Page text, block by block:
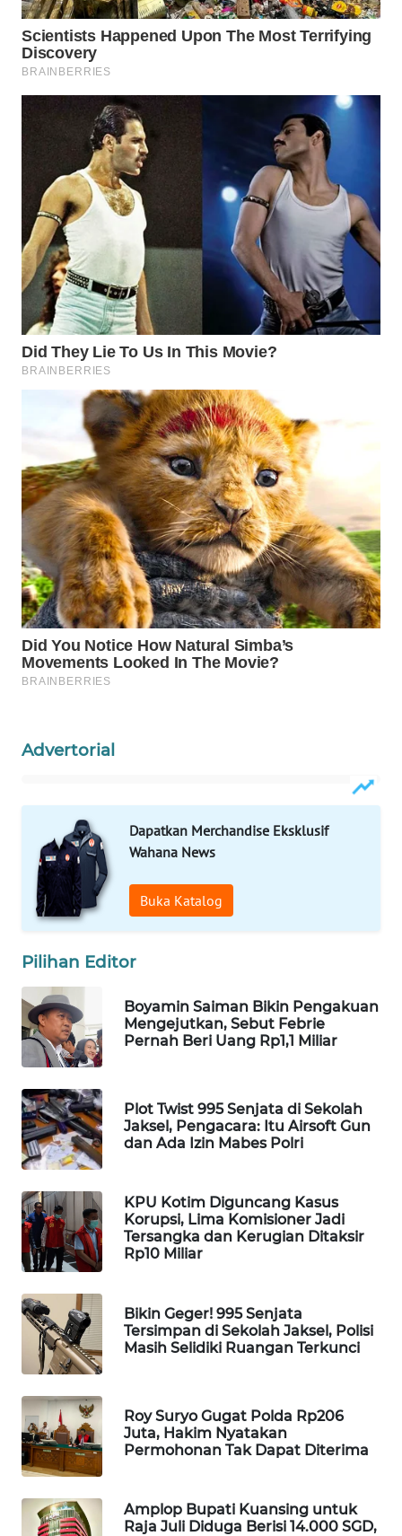
Advertorial
Dapatkan Merchandise Eksklusif
Wahana News
Buka Katalog
Pilihan Editor
Boyamin Saiman Bikin Pengakuan
Mengejutkan, Sebut Febrie
Pernah Beri Uang Rp1,1 Miliar
Plot Twist 995 Senjata di Sekolah
Jaksel, Pengacara: Itu Airsoft Gun
dan Ada Izin Mabes Polri
KPU Kotim Diguncang Kasus
Korupsi, Lima Komisioner Jadi
Tersangka dan Kerugian Ditaksir
Rp10 Miliar
Bikin Geger! 995 Senjata
Tersimpan di Sekolah Jaksel, Polisi
Masih Selidiki Ruangan Terkunci
Roy Suryo Gugat Polda Rp206
Juta, Hakim Nyatakan
Permohonan Tak Dapat Diterima
Amplop Bupati Kuansing untuk
Raja Juli Diduga Berisi 14.000 SGD,
WAHANA
NEWS
ADVOKAT
WAHANA
INFRASTRUKTUR
WAHANA
KONSUMEN
WAHANA
LISTRIK
WAHANA
WAHANA
TV
WAHANANEWS
ID
WAHANANEWS
CO ID
WAHANANEWS
WAHANA
WAHANA
UMKM
WAHANA
SELEB
WAHANA
PERSONA
WAHANA
OTOMOTIF
WAHANA
HEALTH
WAHANA
DESA
WISATA
LAPAK
WAHANA
Wahana
Network
KONSUMEN
MASYARAKAT
KELISTRIKAN
WALINKI
ID